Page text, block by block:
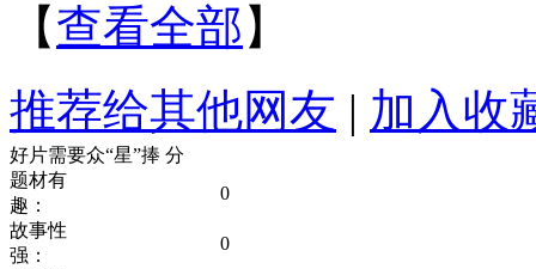
【查看全部 】
推荐给其他网友 | 加入收
好片需要众“星”捧 分
题材有
趣：
0
故事性
强：
0